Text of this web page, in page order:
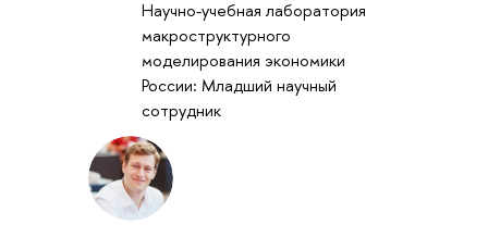
Научно-учебная лаборатория
макроструктурного
моделирования экономики
России: Младший научный
сотрудник